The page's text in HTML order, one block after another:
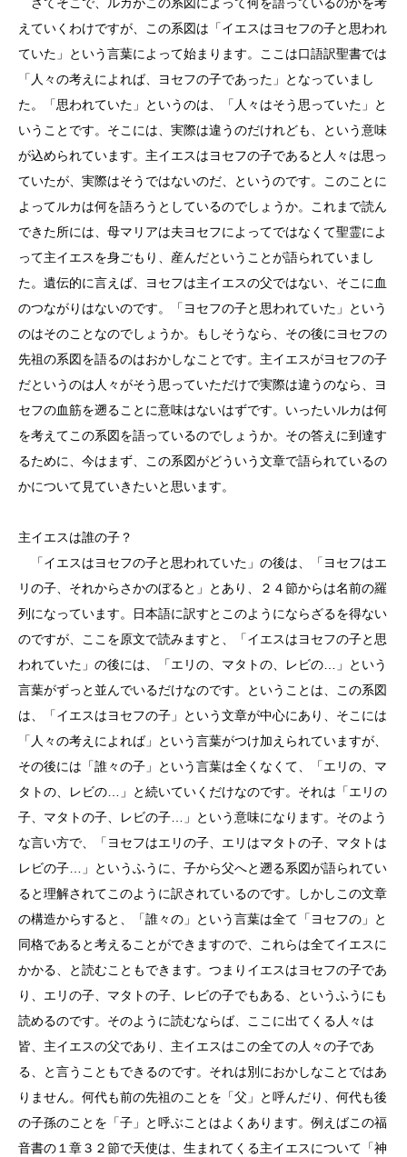
えていくわけですが、この系図は「イエスはヨセフの子と思われ
ていた」という言葉によって始まります。ここは口語訳聖書では
「人々の考えによれば、ヨセフの子であった」となっていまし
た。「思われていた」というのは、「人々はそう思っていた」と
いうことです。そこには、実際は違うのだけれども、という意味
が込められています。主イエスはヨセフの子であると人々は思っ
ていたが、実際はそうではないのだ、というのです。このことに
よってルカは何を語ろうとしているのでしょうか。これまで読ん
できた所には、母マリアは夫ヨセフによってではなくて聖霊によ
って主イエスを身ごもり、産んだということが語られていまし
た。遺伝的に言えば、ヨセフは主イエスの父ではない、そこに血
のつながりはないのです。「ヨセフの子と思われていた」という
のはそのことなのでしょうか。もしそうなら、その後にヨセフの
先祖の系図を語るのはおかしなことです。主イエスがヨセフの子
だというのは人々がそう思っていただけで実際は違うのなら、ヨ
セフの血筋を遡ることに意味はないはずです。いったいルカは何
を考えてこの系図を語っているのでしょうか。その答えに到達す
るために、今はまず、この系図がどういう文章で語られているの
かについて見ていきたいと思います。
主イエスは誰の子？
「イエスはヨセフの子と思われていた」の後は、「ヨセフはエ
リの子、それからさかのぼると」とあり、２４節からは名前の羅
列になっています。日本語に訳すとこのようにならざるを得ない
のですが、ここを原文で読みますと、「イエスはヨセフの子と思
われていた」の後には、「エリの、マタトの、レビの…」という
言葉がずっと並んでいるだけなのです。ということは、この系図
は、「イエスはヨセフの子」という文章が中心にあり、そこには
「人々の考えによれば」という言葉がつけ加えられていますが、
その後には「誰々の子」という言葉は全くなくて、「エリの、マ
タトの、レビの…」と続いていくだけなのです。それは「エリの
子、マタトの子、レビの子…」という意味になります。そのよう
な言い方で、「ヨセフはエリの子、エリはマタトの子、マタトは
レビの子…」というふうに、子から父へと遡る系図が語られてい
ると理解されてこのように訳されているのです。しかしこの文章
の構造からすると、「誰々の」という言葉は全て「ヨセフの」と
同格であると考えることができますので、これらは全てイエスに
かかる、と読むこともできます。つまりイエスはヨセフの子であ
り、エリの子、マタトの子、レビの子でもある、というふうにも
読めるのです。そのように読むならば、ここに出てくる人々は
皆、主イエスの父であり、主イエスはこの全ての人々の子であ
る、と言うこともできるのです。それは別におかしなことではあ
りません。何代も前の先祖のことを「父」と呼んだり、何代も後
の子孫のことを「子」と呼ぶことはよくあります。例えばこの福
音書の１章３２節で天使は、生まれてくる主イエスについて「神